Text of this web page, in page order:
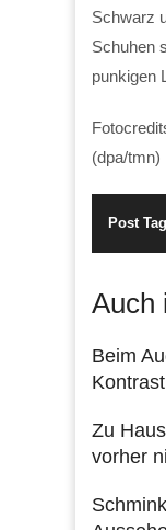
Schwarz
Schuhen
punkigen
(dpa/tmn)
Post
Auch
Beim
Zu
vorher